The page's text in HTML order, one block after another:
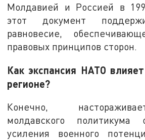
Молдавией и Россией в
этот документ
равновесие,
правовых принципов сторон.
Как экспансия НАТО
регионе?
Конечно,
молдавского политикума
усиления военного